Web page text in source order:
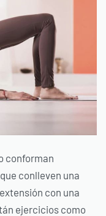
conforman
conlleven una
con una
ejercicios como